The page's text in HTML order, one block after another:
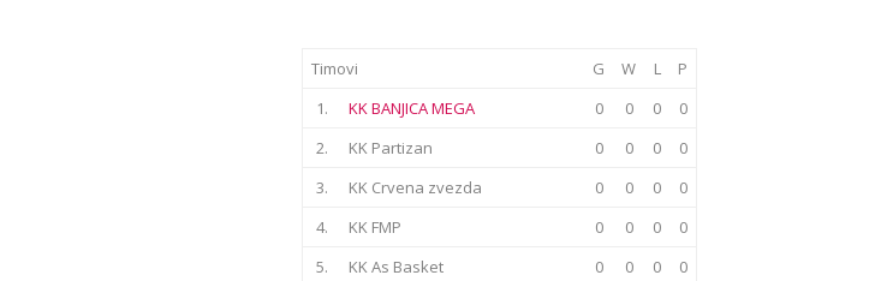
Timovi G W L
P
1.
KK BANJICA MEGA 0 0 0
0
2.
KK Partizan 0 0 0
0
3.
KK Crvena zvezda 0 0 0
0
4.
KK FMP 0 0 0
0
5.
KK As Basket 0 0 0
0